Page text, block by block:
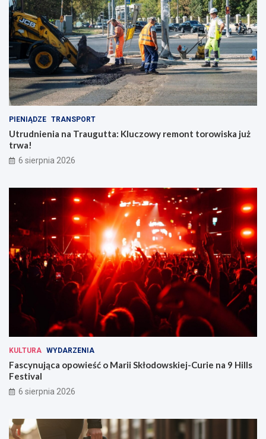
PIENIĄDZE TRANSPORT
Utrudnienia na Traugutta: Kluczowy remont torowiska już
trwa!
6 sierpnia 2026
KULTURA WYDARZENIA
Fascynująca opowieść o Marii Skłodowskiej-Curie na 9 Hills
Festival
6 sierpnia 2026